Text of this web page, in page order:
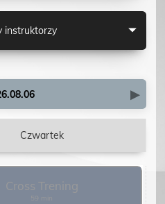
instruktorzy
Czwartek
Cross Trening
59 min